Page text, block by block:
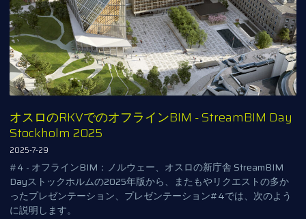
オスロのRKVでのオフラインBIM - StreamBIM Day
Stockholm 2025
2025-7-29
#4 - オフラインBIM：ノルウェー、オスロの新庁舎 StreamBIM
Dayストックホルムの2025年版から、またもやリクエストの多か
ったプレゼンテーション、プレゼンテーション#4では、次のよう
に説明します。